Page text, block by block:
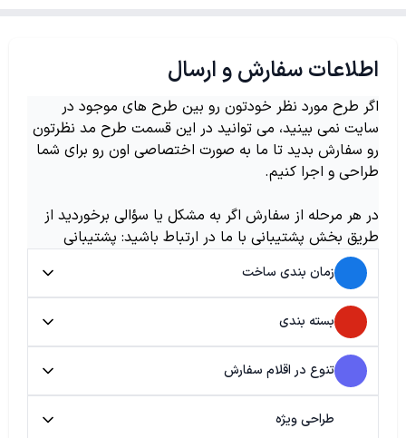
اطلاعات سفارش و ارسال
اگر طرح مورد نظر خودتون رو بین طرح های موجود در
سایت نمی بینید، می توانید در این قسمت طرح مد نظرتون
رو سفارش بدید تا ما به صورت اختصاصی اون رو برای شما
طراحی و اجرا کنیم.
در هر مرحله از سفارش اگر به مشکل یا سؤالی برخوردید از
طریق بخش پشتیبانی با ما در ارتباط باشید: پشتیبانی
زمان بندی ساخت
بسته بندی
تنوع در اقلام سفارش
طراحی ویژه